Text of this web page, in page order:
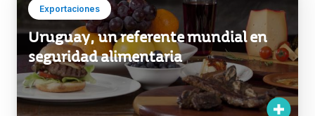
Exportaciones
Uruguay, un referente mundial en
seguridad alimentaria